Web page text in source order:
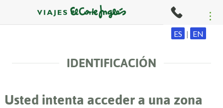
ES | EN
IDENTIFICACIÓN
Usted intenta acceder a una zona